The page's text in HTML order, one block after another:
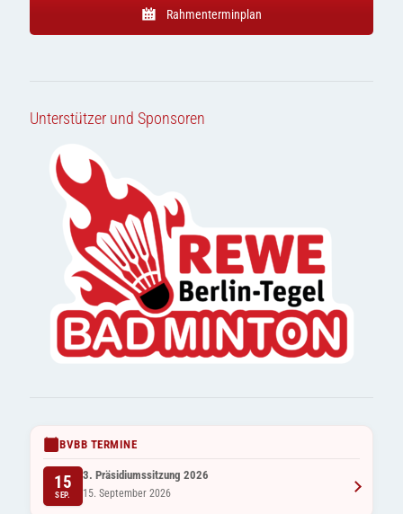
Rahmenterminplan
Unterstützer und Sponsoren
BVBB TERMINE
15
SEP.
3. Präsidiumssitzung 2026
15. September 2026